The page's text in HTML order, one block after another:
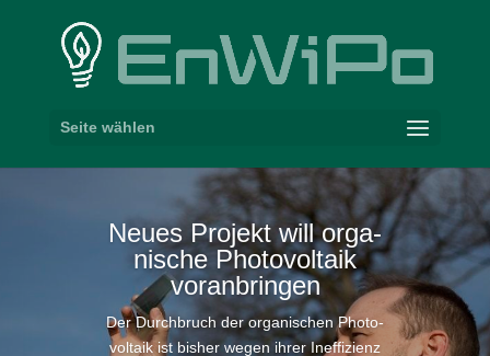
Seite wählen
Neues Projekt will orga­
nische Photo­voltaik
voranbringen
Der Durch­bruch der orga­ni­schen Photo­
voltaik ist bisher wegen ihrer Inef­fi­zienz